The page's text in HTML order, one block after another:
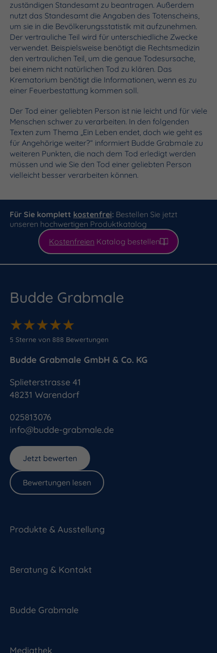
zuständigen Standesamt zu beantragen. Außerdem
nutzt das Standesamt die Angaben des Totenscheins,
um sie in die Bevölkerungsstatistik mit aufzunehmen.
Der vertrauliche Teil wird für unterschiedliche Zwecke
verwendet. Beispielsweise benötigt die Rechtsmedizin
den vertraulichen Teil, um die genaue Todesursache,
bei einem nicht natürlichen Tod zu klären. Das
Krematorium benötigt die Informationen, wenn es zu
einer Feuerbestattung kommen soll.
Der Tod einer geliebten Person ist nie leicht und für viele
Menschen schwer zu verarbeiten. In den folgenden
Texten zum Thema „Ein Leben endet, doch wie geht es
für Angehörige weiter?“ informiert Budde Grabmale zu
weiteren Punkten, die nach dem Tod erledigt werden
müssen und wie Sie den Tod einer geliebten Person
vielleicht besser verarbeiten können.
Für Sie komplett kostenfrei: Bestellen Sie jetzt
unseren hochwertigen Produktkatalog
Kostenfreien Katalog bestellen
Budde Grabmale
★★★★★
★★★★★
5 Sterne von 888 Bewertungen
Budde Grabmale GmbH & Co. KG
info@budde-grabmale.de
025813076
Splieterstrasse 41
48231 Warendorf
Jetzt bewerten
Bewertungen lesen
Produkte & Ausstellung
Beratung & Kontakt
Budde Grabmale
Mediathek